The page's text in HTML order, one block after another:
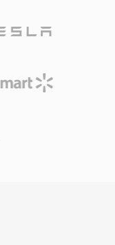
用していま
的にサポー
やAS-11な
(AACベース
質を提供しま
ダプティブマ
ます。ピーク
に影響を与え